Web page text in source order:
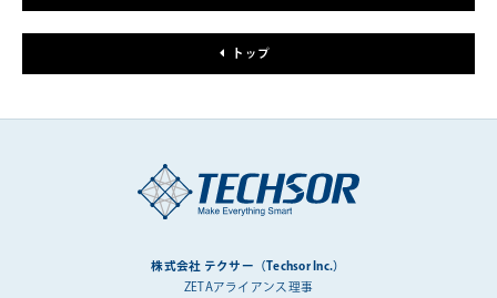
トップ
株式会社 テクサー（Techsor Inc.）
ZETAアライアンス理事